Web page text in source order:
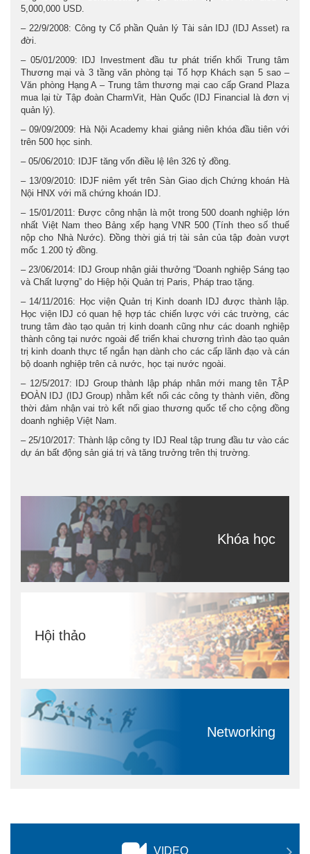
5,000,000 USD.
– 22/9/2008: Công ty Cổ phần Quản lý Tài sản IDJ (IDJ Asset) ra
đời.
– 05/01/2009: IDJ Investment đầu tư phát triển khối Trung tâm
Thương mại và 3 tầng văn phòng tại Tổ hợp Khách sạn 5 sao –
Văn phòng Hạng A – Trung tâm thương mại cao cấp Grand Plaza
mua lại từ Tập đoàn CharmVit, Hàn Quốc (IDJ Financial là đơn vị
quản lý).
– 09/09/2009: Hà Nội Academy khai giảng niên khóa đầu tiên với
trên 500 học sinh.
– 05/06/2010: IDJF tăng vốn điều lệ lên 326 tỷ đồng.
– 13/09/2010: IDJF niêm yết trên Sàn Giao dịch Chứng khoán Hà
Nội HNX với mã chứng khoán IDJ.
– 15/01/2011: Được công nhận là một trong 500 doanh nghiệp lớn
nhất Việt Nam theo Bảng xếp hạng VNR 500 (Tính theo số thuế
nộp cho Nhà Nước). Đồng thời giá trị tài sản của tập đoàn vượt
mốc 1.200 tỷ đồng.
– 23/06/2014: IDJ Group nhận giải thưởng “Doanh nghiệp Sáng tạo
và Chất lượng” do Hiệp hội Quản trị Paris, Pháp trao tặng.
– 14/11/2016: Học viện Quản trị Kinh doanh IDJ được thành lập.
Học viện IDJ có quan hệ hợp tác chiến lược với các trường, các
trung tâm đào tạo quản trị kinh doanh cũng như các doanh nghiệp
thành công tại nước ngoài để triển khai chương trình đào tạo quản
trị kinh doanh thực tế ngắn hạn dành cho các cấp lãnh đạo và cán
bộ doanh nghiệp trên cả nước, học tại nước ngoài.
– 12/5/2017: IDJ Group thành lập pháp nhân mới mang tên TẬP
ĐOÀN IDJ (IDJ Group) nhằm kết nối các công ty thành viên, đồng
thời đảm nhận vai trò kết nối giao thương quốc tế cho cộng đồng
doanh nghiệp Việt Nam.
– 25/10/2017: Thành lập công ty IDJ Real tập trung đầu tư vào các
dự án bất động sản giá trị và tăng trưởng trên thị trường.
Khóa học
Hội thảo
Networking
VIDEO